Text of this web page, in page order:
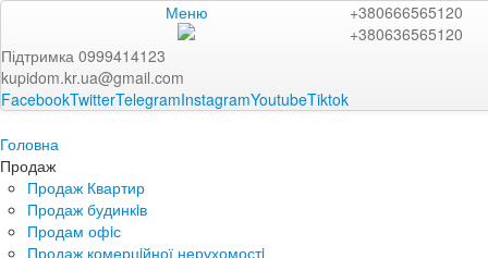
Меню
+380666565120
+380636565120
Підтримка 0999414123
kupidom.kr.ua@gmail.com
FacebookTwitterTelegramInstagramYoutubeTiktok
Головна
Продаж
Продаж Квартир
Продаж будинкiв
Продам офiс
Продаж комерцiйної нерухомостi